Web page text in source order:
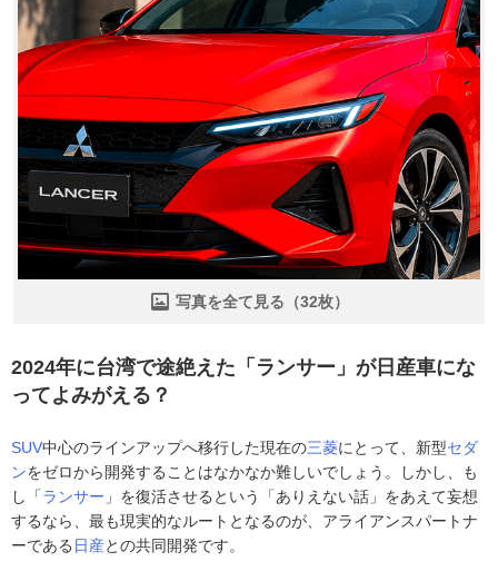
写真を全て見る（32枚）
2024年に台湾で途絶えた「ランサー」が日産車にな
ってよみがえる？
SUV中心のラインアップへ移行した現在の三菱にとって、新型セダ
ンをゼロから開発することはなかなか難しいでしょう。しかし、も
し「ランサー 」を復活させるという「ありえない話」をあえて妄想
するなら、最も現実的なルートとなるのが、アライアンスパートナ
ーである 日産との共同開発です。